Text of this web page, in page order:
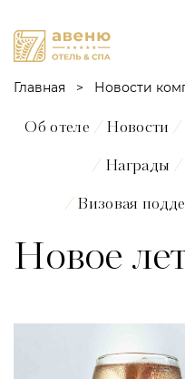
Главная Новости
Об отеле Новости
Награды
Визовая
Новое